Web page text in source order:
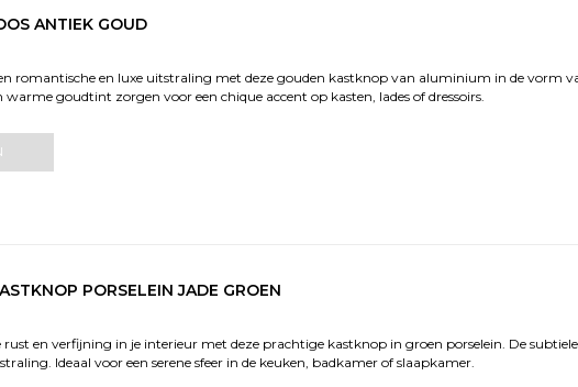
ANTIEK GOUD
romantische en luxe uitstraling met deze gouden kastknop van aluminium in de vorm
warme goudtint zorgen voor een chique accent op kasten, lades of dressoirs.
PORSELEIN JADE GROEN
rust en verfijning in je interieur met deze prachtige kastknop in groen porselein. De
Ideaal voor een serene sfeer in de keuken, badkamer of slaapkamer.